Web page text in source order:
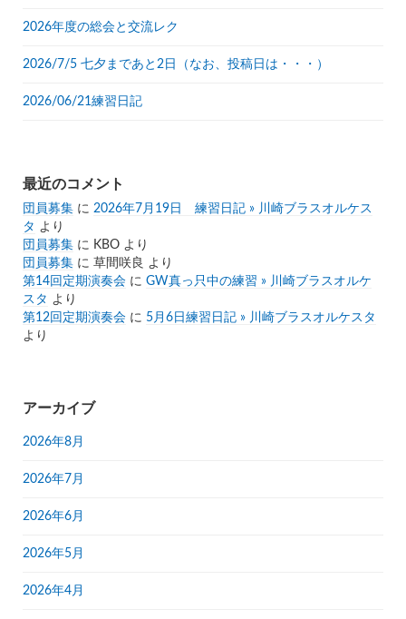
2026年度の総会と交流レク
2026/7/5 七夕まであと2日（なお、投稿日は・・・）
2026/06/21練習日記
最近のコメント
団員募集 に 2026年7月19日 練習日記 » 川崎ブラスオルケス
タ より
団員募集 に KBO より
団員募集 に 草間咲良 より
第14回定期演奏会 に GW真っ只中の練習 » 川崎ブラスオルケ
スタ より
第12回定期演奏会 に 5月6日練習日記 » 川崎ブラスオルケスタ
より
アーカイブ
2026年8月
2026年7月
2026年6月
2026年5月
2026年4月